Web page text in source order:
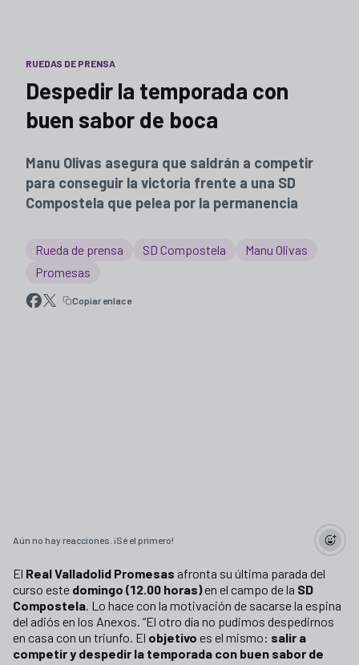
RUEDAS DE PRENSA
Despedir la temporada con
buen sabor de boca
Manu Olivas asegura que saldrán a competir
para conseguir la victoria frente a una SD
Compostela que pelea por la permanencia
Rueda de prensa SD Compostela
Manu Olivas
Promesas
Copiar enlace
Aún no hay reacciones. ¡Sé el primero!
El Real Valladolid Promesas afronta su última parada del
curso este domingo (12.00 horas)en el campo de la SD
Compostela. Lo hace con la motivación de sacarse la espina
del adiós en los Anexos. “El otro día no pudimos despedirnos
en casa con un triunfo. El objetivo es el mismo: salir a
competir y despedir la temporada con buen sabor de